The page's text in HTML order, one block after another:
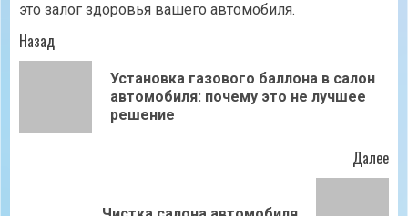
это залог здоровья вашего автомобиля.
Продолжить
Назад
Установка газового баллона в салон
автомобиля: почему это не лучшее
решение
Далее